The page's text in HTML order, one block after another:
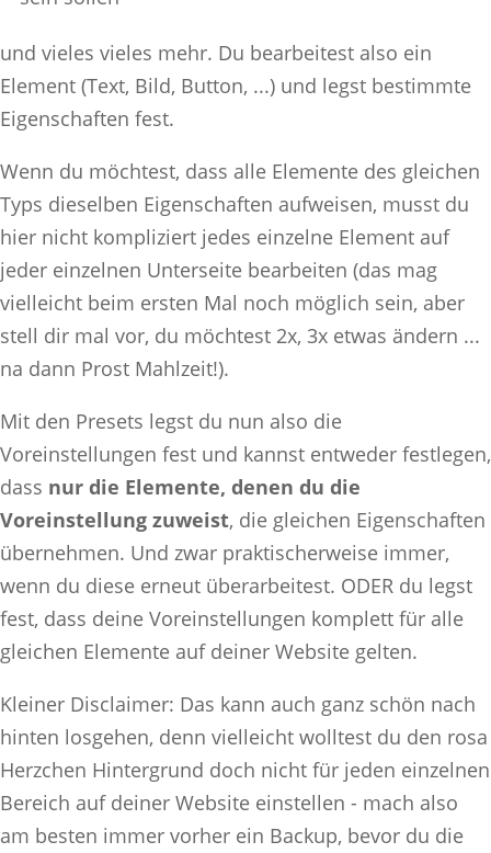
und vieles vieles mehr. Du bearbeitest also ein
Element (Text, Bild, Button, ...) und legst bestimmte
Eigenschaften fest.
Wenn du möchtest, dass alle Elemente des gleichen
Typs dieselben Eigenschaften aufweisen, musst du
hier nicht kompliziert jedes einzelne Element auf
jeder einzelnen Unterseite bearbeiten (das mag
vielleicht beim ersten Mal noch möglich sein, aber
stell dir mal vor, du möchtest 2x, 3x etwas ändern ...
na dann Prost Mahlzeit!).
Mit den Presets legst du nun also die
Voreinstellungen fest und kannst entweder festlegen,
dass nur die Elemente, denen du die
Voreinstellung zuweist, die gleichen Eigenschaften
übernehmen. Und zwar praktischerweise immer,
wenn du diese erneut überarbeitest. ODER du legst
fest, dass deine Voreinstellungen komplett für alle
gleichen Elemente auf deiner Website gelten.
Kleiner Disclaimer: Das kann auch ganz schön nach
hinten losgehen, denn vielleicht wolltest du den rosa
Herzchen Hintergrund doch nicht für jeden einzelnen
Bereich auf deiner Website einstellen - mach also
am besten immer vorher ein Backup, bevor du die